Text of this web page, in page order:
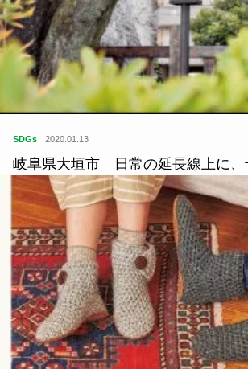
SDGs 2020.01.13
岐阜県大垣市 日常の延長線上に、